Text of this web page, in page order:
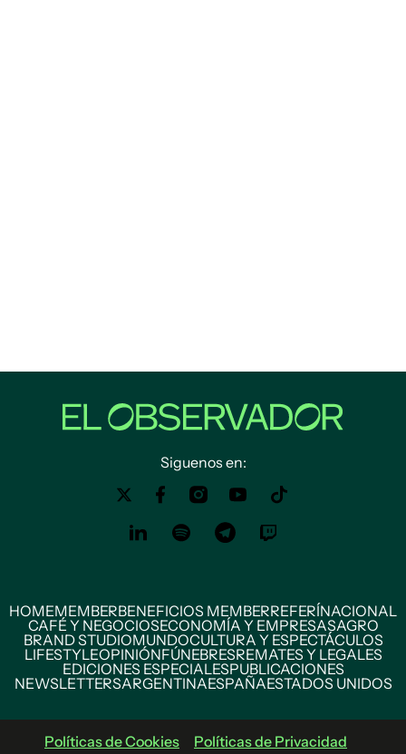
Siguenos en:
HOMEMEMBERBENEFICIOS MEMBERREFERÍNACIONAL
CAFÉ Y NEGOCIOSECONOMÍA Y EMPRESASAGRO
BRAND STUDIOMUNDOCULTURA Y ESPECTÁCULOS
LIFESTYLEOPINIÓNFÚNEBRESREMATES Y LEGALES
EDICIONES ESPECIALESPUBLICACIONES
NEWSLETTERSARGENTINAESPAÑAESTADOS UNIDOS
Políticas de Cookies Políticas de Privacidad